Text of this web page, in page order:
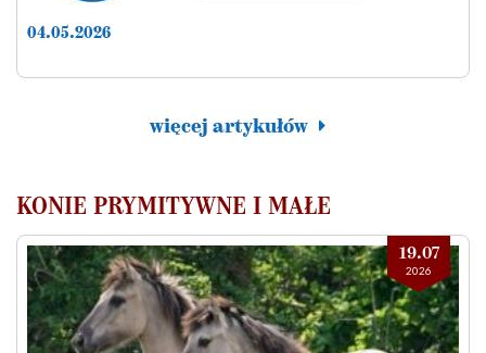
04.05.2026
więcej artykułów
KONIE PRYMITYWNE I MAŁE
19.07
2026